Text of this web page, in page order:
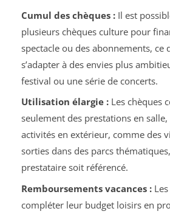
Cumul des chèques :Il est
plusieurs chèques culture pour
spectacle ou des abonnements, ce
s’adapter à des envies plus
festival ou une série de concerts.
Utilisation élargie :Les chèques
seulement des prestations en
activités en extérieur, comme des
sorties dans des parcs
prestataire soit référencé.
Remboursements vacances :Les
compléter leur budget loisirs en